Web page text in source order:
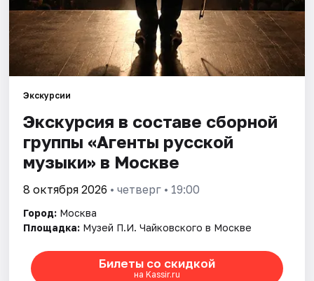
Экскурсии
Экскурсия в составе сборной
группы «Агенты русской
музыки» в Москве
8 октября 2026 • четверг • 19:00
Город: Москва
Площадка: Музей П.И. Чайковского в Москве
Билеты со скидкой
на Kassir.ru